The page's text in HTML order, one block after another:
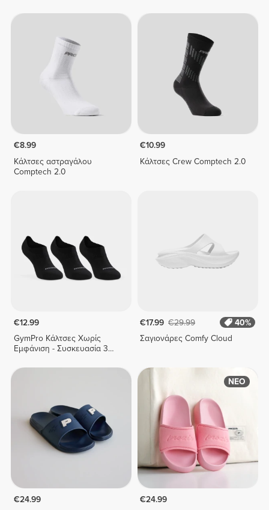
€8.99
Κάλτσες αστραγάλου
Comptech 2.0
€10.99
Κάλτσες Crew Comptech 2.0
€12.99
GymPro Κάλτσες Χωρίς
Εμφάνιση - Συσκευασία 3
€17.99 €29.99
40%
Σαγιονάρες Comfy Cloud
€24.99
ΝΕΟ
€24.99